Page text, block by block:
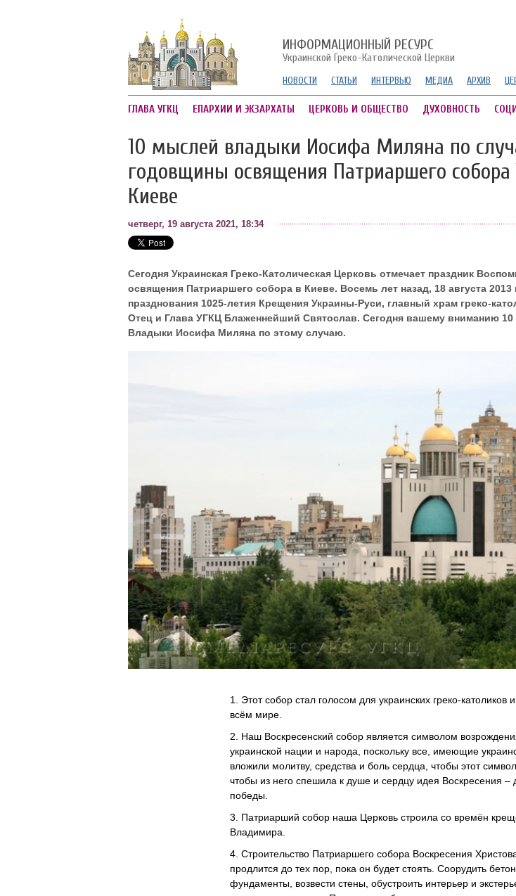
ИНФОРМАЦИОННЫЙ РЕСУРС
Украинской Греко-Католической Церкви
НОВОСТИ СТАТЬИ ИНТЕРВЬЮ МЕДИА АРХИВ
ГЛАВА УГКЦ ЕПАРХИИ И ЭКЗАРХАТЫ ЦЕРКОВЬ И ОБЩЕСТВО ДУХОВНОСТЬ
10 мыслей владыки Иосифа Миляна по
годовщины освящения Патриаршего
Киеве
четверг, 19 августа 2021, 18:34
Сегодня Украинская Греко-Католическая Церковь отмечает праздник
освящения Патриаршего собора в Киеве. Восемь лет назад, 18 августа 2013
празднования 1025-летия Крещения Украины-Руси, главный храм греко-
Отец и Глава УГКЦ Блаженнейший Святослав. Сегодня вашему вниманию 10
Владыки Иосифа Миляна по этому случаю.
1. Этот собор стал голосом для украинских греко-католиков
всём мире.
2. Наш Воскресенский собор является символом
украинской нации и народа, поскольку все, имеющие
вложили молитву, средства и боль сердца, чтобы этот
чтобы из него спешила к душе и сердцу идея Воскресения –
победы.
3. Патриарший собор наша Церковь строила со времён
Владимира.
4. Строительство Патриаршего собора Воскресения
продлится до тех пор, пока он будет стоять. Соорудить
фундаменты, возвести стены, обустроить интерьер и